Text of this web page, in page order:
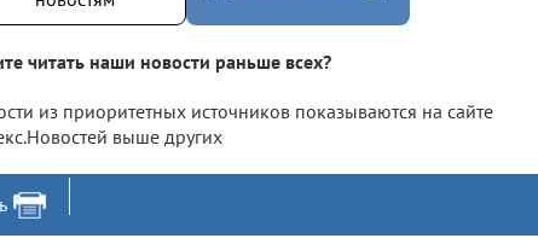
читать наши новости раньше всех?
из приоритетных источников показываются на сайте
выше других